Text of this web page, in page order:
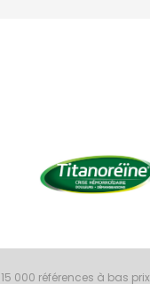
15 000 références à bas prix